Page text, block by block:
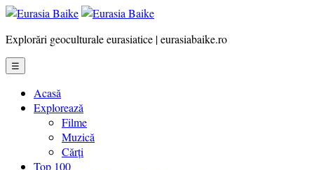
Explorări geoculturale eurasiatice | eurasiabaike.ro
☰
Acasă
Explorează
Filme
Muzică
Cărți
Top 100